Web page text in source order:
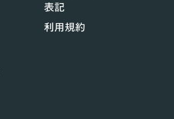
表記
利用規約